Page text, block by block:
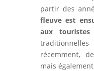
partir des
fleuve est
aux touristes
récemment,
mais